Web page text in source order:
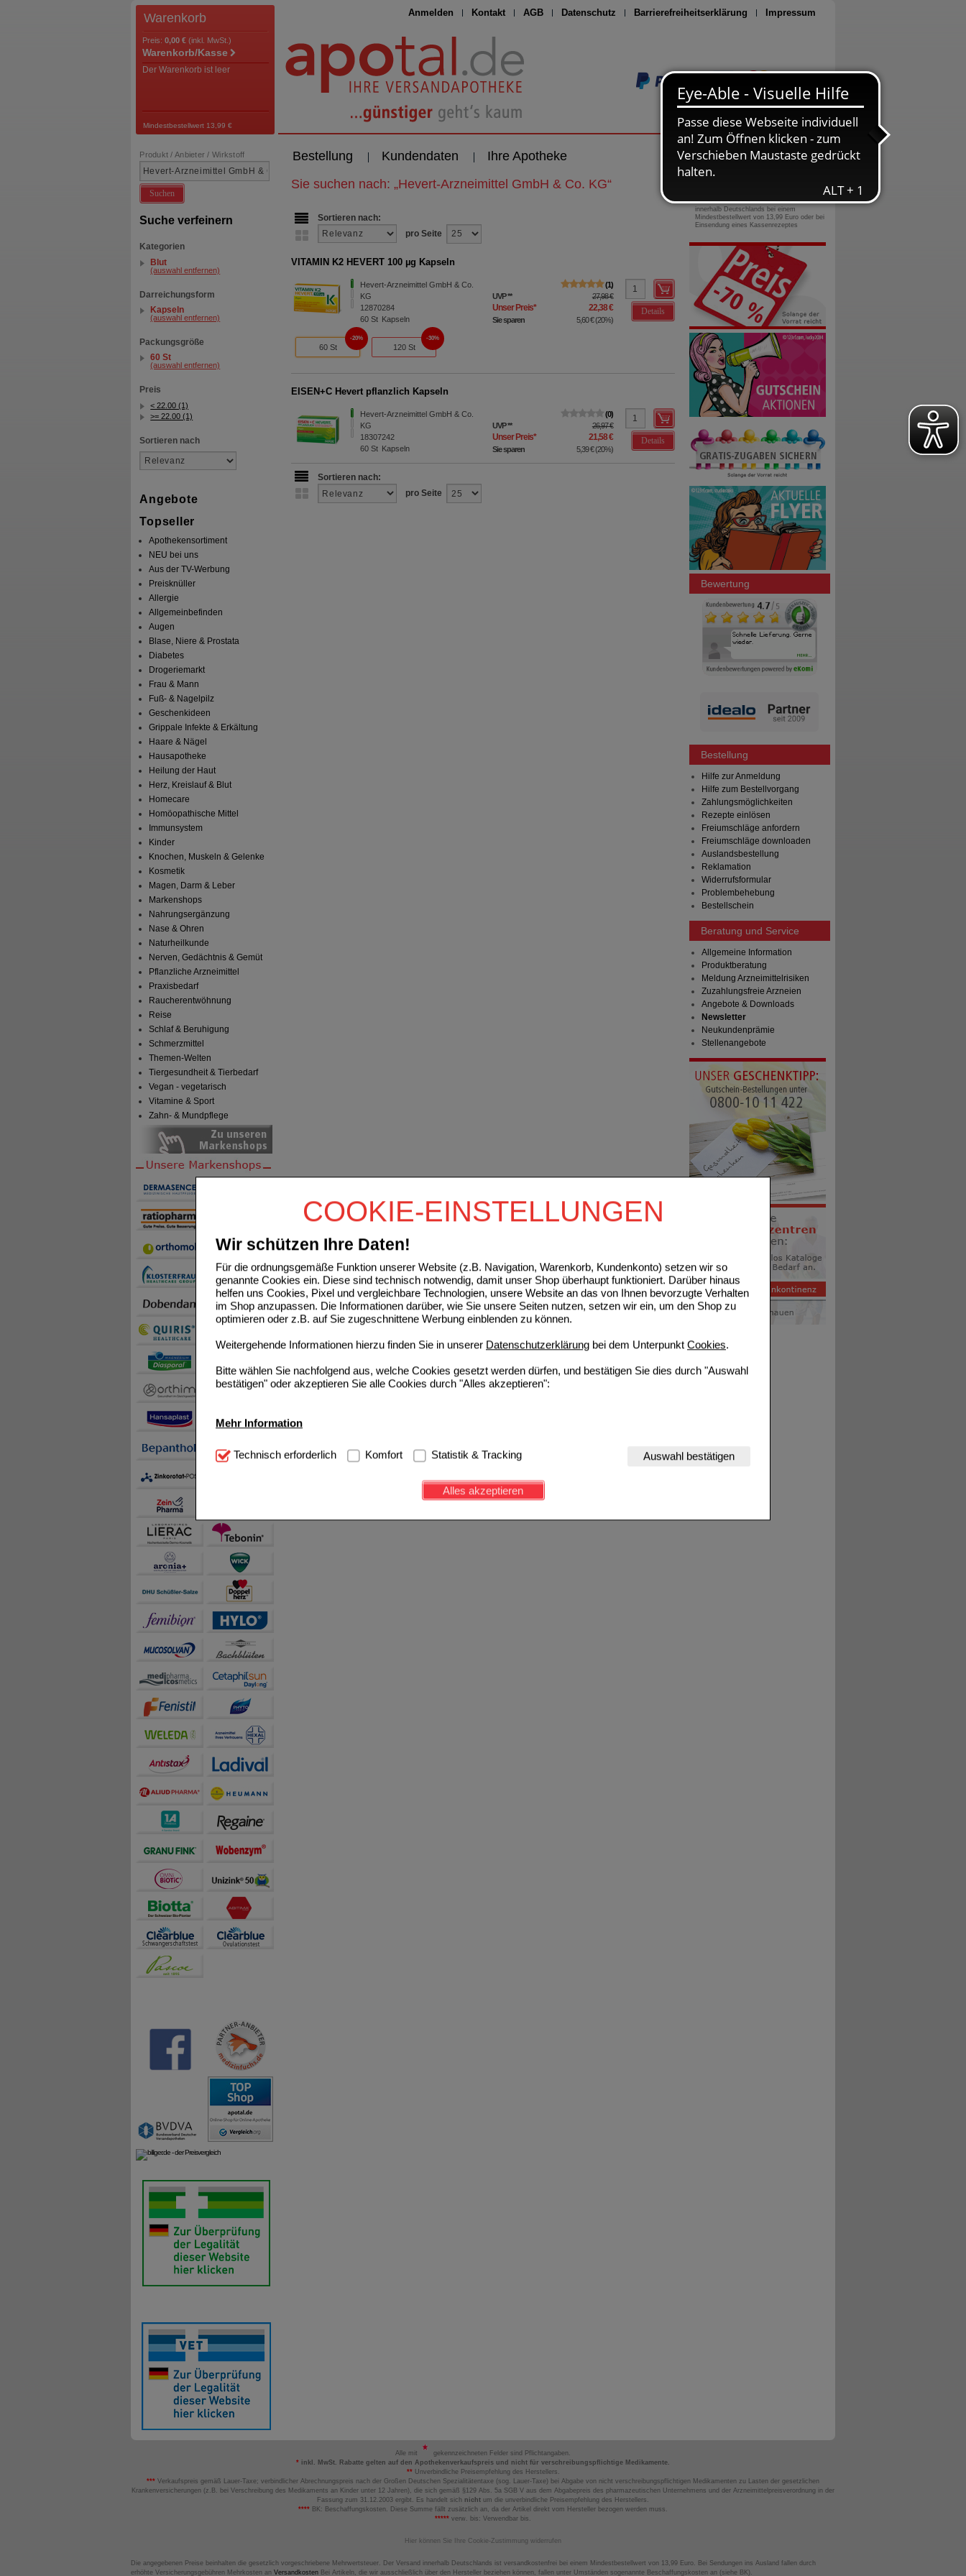
COOKIE-EINSTELLUNGEN
Wir schützen Ihre Daten!
Für die ordnungsgemäße Funktion unserer Website (z.B. Navigation, Warenkorb, Kundenkonto) setzen wir so
genannte Cookies ein. Diese sind technisch notwendig, damit unser Shop überhaupt funktioniert. Darüber hinaus
helfen uns Cookies, Pixel und vergleichbare Technologien, unsere Website an das von Ihnen bevorzugte Verhalten
im Shop anzupassen. Die Informationen darüber, wie Sie unsere Seiten nutzen, setzen wir ein, um den Shop zu
optimieren oder z.B. auf Sie zugeschnittene Werbung einblenden zu können.
Weitergehende Informationen hierzu finden Sie in unserer Datenschutzerklärung bei dem Unterpunkt Cookies.
Bitte wählen Sie nachfolgend aus, welche Cookies gesetzt werden dürfen, und bestätigen Sie dies durch "Auswahl
bestätigen" oder akzeptieren Sie alle Cookies durch "Alles akzeptieren":
Mehr Information
Technisch Notwendig: Hierbei handelt es sich um Cookies, die für die Grundfunktionen unserer Website
notwendig sind (z.B. Navigation, Warenkorb, Kundenkonto), weshalb auf diese nicht verzichtet werden kann.
Diese Cookies werden genutzt um das Einkaufserlebnis noch ansprechender zu gestalten,
beispielsweise für die Wiedererkennung des Besuchers oder unsere Seite an bevorzugte Verhaltensweisen (z.B.
Inhalte anzuzeigen und unser Partnerprogramm zu betreiben.
Statistik & Tracking:
sammeln, mit deren Hilfe wir unsere Website weiter für Sie optimieren können, den Inhalt auf unserer Website aber
auch die Werbung auf Drittseiten möglichst relevant für Sie zu gestalten. Bitte beachten Sie, dass Daten hierfür
teilweise an Dritte wie z.B. Google oder soziale Medien übertragen werden.
Technisch erforderlich Komfort Statistik & Tracking Auswahl bestätigen
Alles akzeptieren
Anmelden Kontakt AGB Datenschutz Barrierefreiheitserklärung Impressum
Seite drucken
Warenkorb
Preis: 0,00 € (inkl. MwSt.)
Warenkorb/Kasse
Der Warenkorb ist leer
Mindestbestellwert 13,99 €
Bestellung Kundendaten Ihre Apotheke
Produkt / Anbieter / Wirkstoff
Suchen
Suche verfeinern
Kategorien
Blut
(auswahl entfernen)
Darreichungsform
Kapseln
(auswahl entfernen)
Packungsgröße
60 St
(auswahl entfernen)
Preis
< 22.00 (1)
>= 22.00 (1)
Sortieren nach
Angebote
Topseller
Apothekensortiment
NEU bei uns
Aus der TV-Werbung
Preisknüller
Allergie
Allgemeinbefinden
Augen
Blase, Niere & Prostata
Diabetes
Drogeriemarkt
Frau & Mann
Fuß- & Nagelpilz
Geschenkideen
Grippale Infekte & Erkältung
Haare & Nägel
Hausapotheke
Heilung der Haut
Herz, Kreislauf & Blut
Homecare
Homöopathische Mittel
Immunsystem
Kinder
Knochen, Muskeln & Gelenke
Kosmetik
Magen, Darm & Leber
Markenshops
Nahrungsergänzung
Nase & Ohren
Naturheilkunde
Nerven, Gedächtnis & Gemüt
Pflanzliche Arzneimittel
Praxisbedarf
Raucherentwöhnung
Reise
Schlaf & Beruhigung
Schmerzmittel
Themen-Welten
Tiergesundheit & Tierbedarf
Vegan - vegetarisch
Vitamine & Sport
Zahn- & Mundpflege
Sie suchen nach: „Hevert-Arzneimittel GmbH & Co. KG“
Sortieren nach:
pro Seite
VITAMIN K2 HEVERT 100 µg Kapseln
Hevert-Arzneimittel GmbH & Co.
KG
12870284
60St Kapseln
1
UVP** 27,98 €
Unser Preis* 22,38 €
Sie sparen 5,60 €(20%)
Details
60 St
20%
120 St
30%
EISEN+C Hevert pflanzlich Kapseln
Hevert-Arzneimittel GmbH & Co.
KG
18307242
60St Kapseln
0
UVP** 26,97 €
Unser Preis* 21,58 €
Sie sparen 5,39 €(20%)
Details
Sortieren nach:
pro Seite
0800-10 11 422
gebührenfreie Rufnummer
innerhalb Deutschlands bei einem
Mindestbestellwert von 13,99 Euro oder bei
Einsendung eines Kassenrezeptes
Bewertung
Bestellung
Hilfe zur Anmeldung
Hilfe zum Bestellvorgang
Zahlungsmöglichkeiten
Rezepte einlösen
Freiumschläge anfordern
Freiumschläge downloaden
Auslandsbestellung
Reklamation
Widerrufsformular
Problembehebung
Bestellschein
Beratung und Service
Allgemeine Information
Produktberatung
Meldung Arzneimittelrisiken
Zuzahlungsfreie Arzneien
Angebote & Downloads
Newsletter
Neukundenprämie
Stellenangebote
Alle mit
gekennzeichneten Felder sind Pflichtangaben.
* inkl. MwSt. Rabatte gelten auf den Apothekenverkaufspreis und nicht für verschreibungspflichtige Medikamente.
**Unverbindliche Preisempfehlung des Herstellers.
*** Verkaufspreis gemäß Lauer-Taxe; verbindlicher Abrechnungspreis nach der Großen Deutschen Spezialitätentaxe (sog. Lauer-Taxe) bei Abgabe von nicht verschreibungspflichtigen Medikamenten zu Lasten der gesetzlichen
Krankenversicherungen (z.B. bei Verschreibung des Medikaments an Kinder unter 12 Jahren), die sich gemäß §129 Abs. 5a SGB V aus dem Abgabepreis des pharmazeutischen Unternehmens und der Arzneimittelpreisverordnung in der
Fassung zum 31.12.2003 ergibt. Es handelt sich nicht um die unverbindliche Preisempfehlung des Herstellers.
**** BK: Beschaffungskosten. Diese Summe fällt zusätzlich an, da der Artikel direkt vom Hersteller bezogen werden muss.
***** verw. bis: Verwendbar bis.
Hier können Sie Ihre Cookie-Zustimmung widerrufen
Die angegebenen Preise beinhalten die gesetzlich vorgeschriebene Mehrwertsteuer. Der Versand innerhalb Deutschlands ist versandkostenfrei bei einem Mindestbestellwert von 13,99 Euro. Bei Sendungen ins Ausland fallen durch
erhöhte Versicherungsgebühren Mehrkosten an Versandkosten Bei Artikeln, die wir ausschließlich über den Hersteller beziehen können, fallen unter Umständen sogenannte Beschaffungskosten an (siehe BK).